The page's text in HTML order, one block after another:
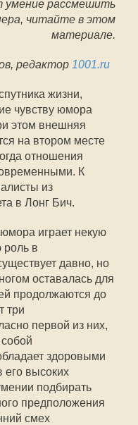
умение рассмешить
читайте в этом
материале.
редактор 1001.ru
жизни,
чувству юмора
этом внешняя
на втором месте
отношения
К
из
в Лонг Бич.
играет некую
роль в
давно, но
оставалась для
продолжаются до
три
первой из них,
здоровыми
его высоких
подбирать
предположения
смех